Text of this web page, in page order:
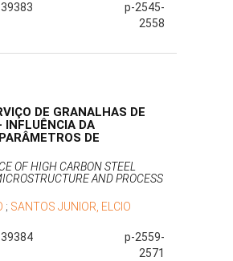
p-2545-
2558
DE GRANALHAS DE
INFLUÊNCIA DA
DE
OF HIGH CARBON STEEL
AND PROCESS
; SANTOS JUNIOR, ELCIO
p-2559-
2571